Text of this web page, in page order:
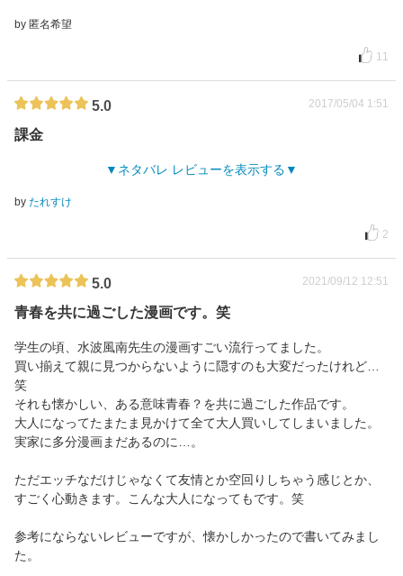
by 匿名希望
11
5.0 2017/05/04 1:51
課金
ネタバレ レビューを表示する
by たれすけ
2
5.0 2021/09/12 12:51
青春を共に過ごした漫画です。笑
学生の頃、水波風南先生の漫画すごい流行ってました。
買い揃えて親に見つからないように隠すのも大変だったけれど…
笑
それも懐かしい、ある意味青春？を共に過ごした作品です。
大人になってたまたま見かけて全て大人買いしてしまいました。
実家に多分漫画まだあるのに…。
ただエッチなだけじゃなくて友情とか空回りしちゃう感じとか、
すごく心動きます。こんな大人になってもです。笑
参考にならないレビューですが、懐かしかったので書いてみまし
た。